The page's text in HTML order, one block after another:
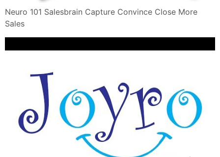
Neuro 101 Salesbrain Capture Convince Close More
Sales